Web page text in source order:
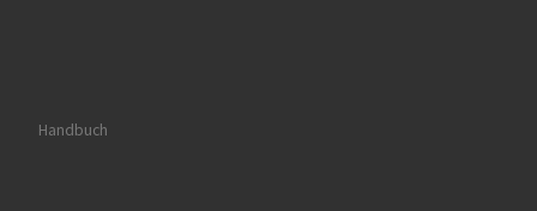
Handbuch